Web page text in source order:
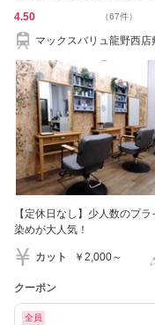
4.50 （67件）
マックスバリュ龍野西店
【定休日なし】少人数のプ
染めが大人気！
カット ￥2,000～
クーポン
全員